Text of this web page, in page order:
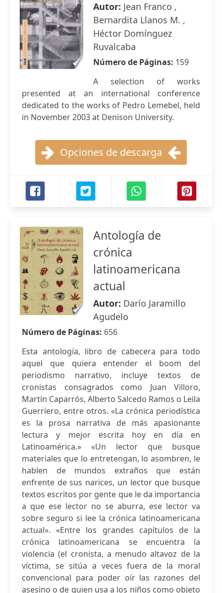
Autor: Jean Franco ,
Bernardita Llanos M. ,
Héctor Domínguez
Ruvalcaba
Número de Páginas: 159
A selection of works
presented at an international conference
dedicated to the works of Pedro Lemebel, held
in November 2003 at Denison University.
Opciones de descarga
Antología de
crónica
latinoamericana
actual
Autor: Darío Jaramillo
Agudelo
Número de Páginas: 656
Esta antología, libro de cabecera para todo
aquel que quiera entender el boom del
periodismo narrativo, incluye textos de
cronistas consagrados como Juan Villoro,
Martín Caparrós, Alberto Salcedo Ramos o Leila
Guerriero, entre otros. «La crónica periodística
es la prosa narrativa de más apasionante
lectura y mejor escrita hoy en día en
Latinoamérica.» «Un lector que busque
materiales que lo entretengan, lo asombren, le
hablen de mundos extraños que están
enfrente de sus narices, un lector que busque
textos escritos por gente que le da importancia
a que ese lector no se aburra, ese lector va
sobre seguro si lee la crónica latinoamericana
actual». «Entre los grandes capítulos de la
crónica latinoamericana se encuentra la
violencia (el cronista, a menudo altavoz de la
víctima, se sitúa a veces fuera de la moral
convencional para poder oír las razones del
asesino o de quien usa a los niños como objeto